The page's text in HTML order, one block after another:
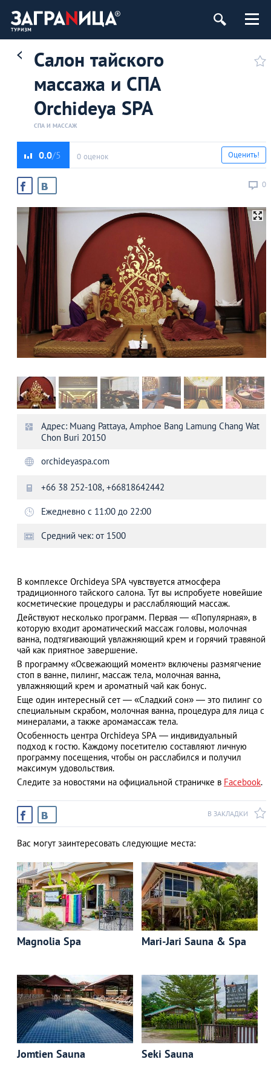
АЗАД
Салон тайского
массажа и СПА
Orchideya SPA
СПА И МАССАЖ
0.0 0 оценок
0
Оценить!
Адрес: Muang Pattaya, Amphoe Bang Lamung Chang Wat
Chon Buri 20150
orchideyaspa.com
+66 38 252-108, +66818642442
Ежедневно с 11:00 до 22:00
Средний чек: от 1500
В комплексе Orchideya SPА чувствуется атмосфера
традиционного тайского салона. Тут вы испробуете новейшие
косметические процедуры и расслабляющий массаж.
Действуют несколько программ. Первая — «Популярная», в
которую входит ароматический массаж головы, молочная
ванна, подтягивающий увлажняющий крем и горячий травяной
чай как приятное завершение.
В программу «Освежающий момент» включены размягчение
стоп в ванне, пилинг, массаж тела, молочная ванна,
увлажняющий крем и ароматный чай как бонус.
Еще один интересный сет — «Сладкий сон» — это пилинг со
специальным скрабом, молочная ванна, процедура для лица с
минералами, а также аромамассаж тела.
Особенность центра Orchideya SPА — индивидуальный
подход к гостю. Каждому посетителю составляют личную
программу посещения, чтобы он расслабился и получил
максимум удовольствия.
Следите за новостями на официальной страничке в Facebook.
В ЗАКЛАДКИ
Вас могут заинтересовать следующие места:
Magnolia Spa Mari-Jari Sauna & Spa
Jomtien Sauna Seki Sauna